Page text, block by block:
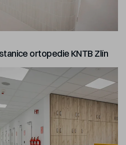
ortopedie KNTB Zlín